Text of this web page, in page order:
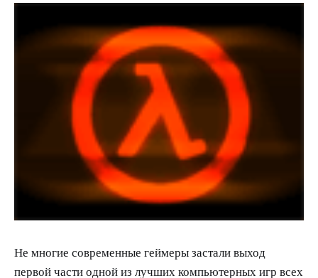
Не многие современные геймеры застали выход
первой части одной из лучших компьютерных игр всех